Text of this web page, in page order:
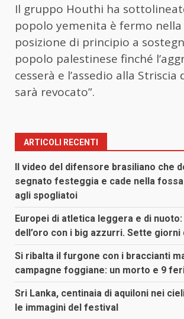
Il gruppo Houthi ha
popolo yemenita è fermo nella
posizione di principio a
popolo palestinese finché
cesserà e l’assedio alla Striscia
sarà revocato”.
ARTICOLI RECENTI
Il video del difensore brasiliano che
segnato festeggia e cade nella
agli spogliatoi
Europei di atletica leggera e di
dell’oro con i big azzurri. Sette giorni
Si ribalta il furgone con i braccianti
campagne foggiane: un morto e 9
Sri Lanka, centinaia di aquiloni nei
le immagini del festival